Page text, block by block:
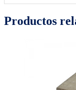
Productos